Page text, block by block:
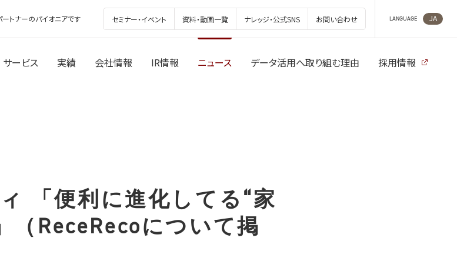
トナーのパイオニアです セミナー・イベント 資料・動画一覧 ナレッジ・公式SNS お問い合わせ LANGUAGE JA
サービス 実績 会社情報 IR情報 ニュース データ活用へ取り組む理由 採用情報
「便利に進化してる“家
（ReceRecoについて掲